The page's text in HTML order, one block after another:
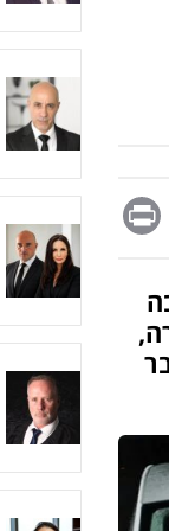
Message
Print